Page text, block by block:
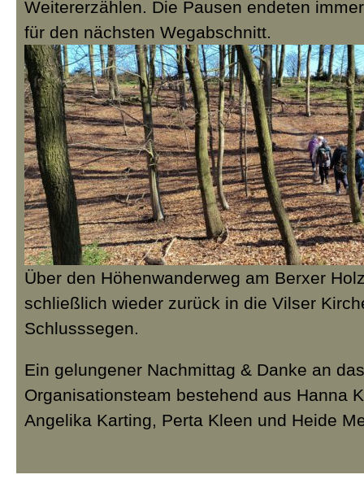
Weitererzählen. Die Pausen endeten
für den nächsten Wegabschnitt.
Über den Höhenwanderweg am Berxer
schließlich wieder zurück in die Vilser
Schlusssegen.
Ein gelungener Nachmittag & Danke an das
Organisationsteam bestehend aus Hanna
Angelika Karting, Perta Kleen und Heide